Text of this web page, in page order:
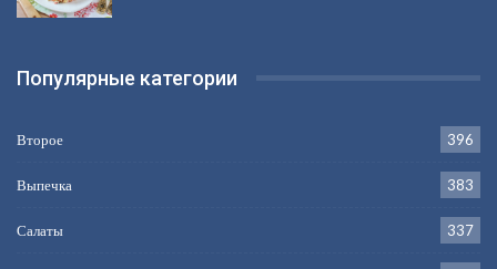
Популярные категории
Второе 396
Выпечка 383
Салаты 337